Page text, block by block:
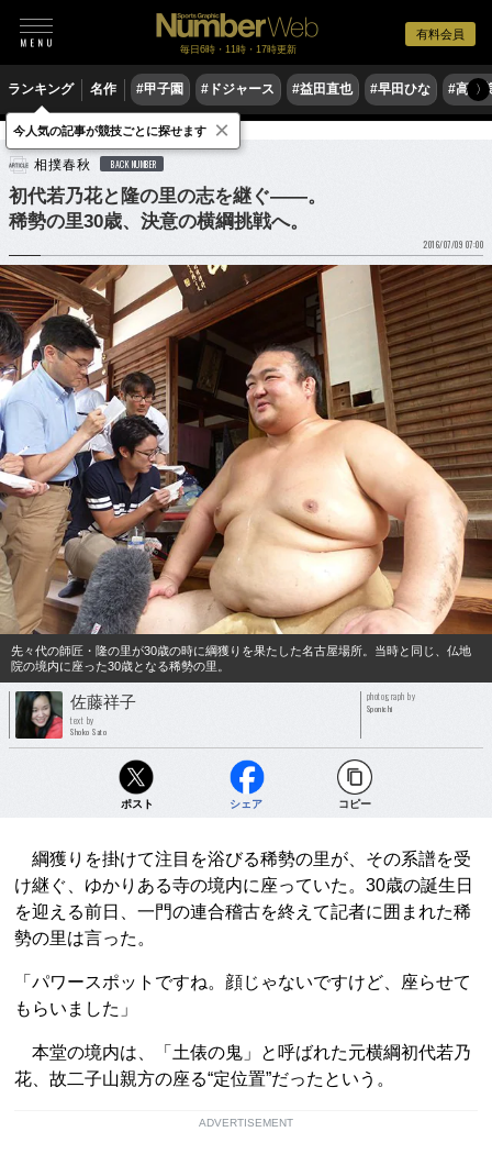
有料会員
毎日6時・11時・17時更新
ランキング 名作 #甲子園 #ドジャース #益田直也 #早田ひな #高木
〉
格闘技 相撲
相撲春秋 BACK NUMBER
初代若乃花と隆の里の志を継ぐ――。
稀勢の里30歳、決意の横綱挑戦へ。
2016/07/09 07:00
先々代の師匠・隆の里が30歳の時に綱獲りを果たした名古屋場所。当時と同じ、仏地
院の境内に座った30歳となる稀勢の里。
佐藤祥子
text by
Shoko Sato
photograph by
Sponichi
ポスト シェア コピー
綱獲りを掛けて注目を浴びる稀勢の里が、その系譜を受
け継ぐ、ゆかりある寺の境内に座っていた。30歳の誕生日
を迎える前日、一門の連合稽古を終えて記者に囲まれた稀
勢の里は言った。
「パワースポットですね。顔じゃないですけど、座らせて
もらいました」
本堂の境内は、「土俵の鬼」と呼ばれた元横綱初代若乃
花、故二子山親方の座る“定位置”だったという。
ADVERTISEMENT
今人気の記事が競技ごとに探せます ×